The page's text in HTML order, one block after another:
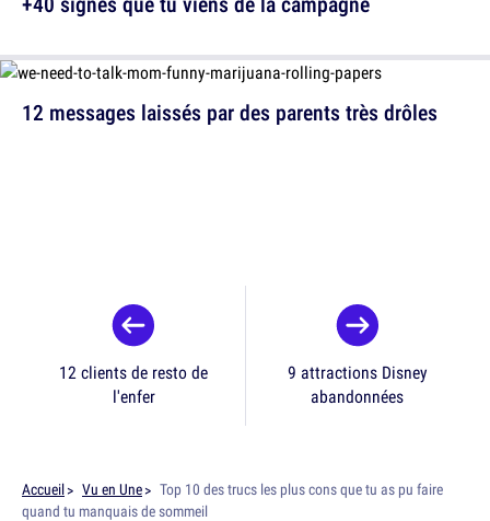
12 messages laissés par des parents très drôles
12 clients de resto de
l'enfer
9 attractions Disney
abandonnées
Accueil Vu en Une
Top 10 des trucs les plus cons que tu as pu faire
quand tu manquais de sommeil